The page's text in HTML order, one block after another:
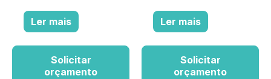
Ler mais
Solicitar
orçamento
Ler mais
Solicitar
orçamento